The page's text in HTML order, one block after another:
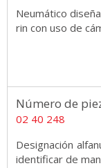
Neumático
rin con uso de
Número de
02 40 248
Designación
identificar de